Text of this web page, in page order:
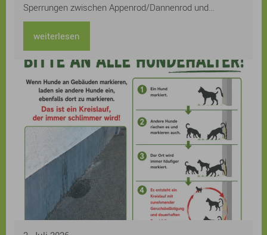
Sperrungen zwischen Appenrod/Dannenrod und
Maulbach
weiterlesen